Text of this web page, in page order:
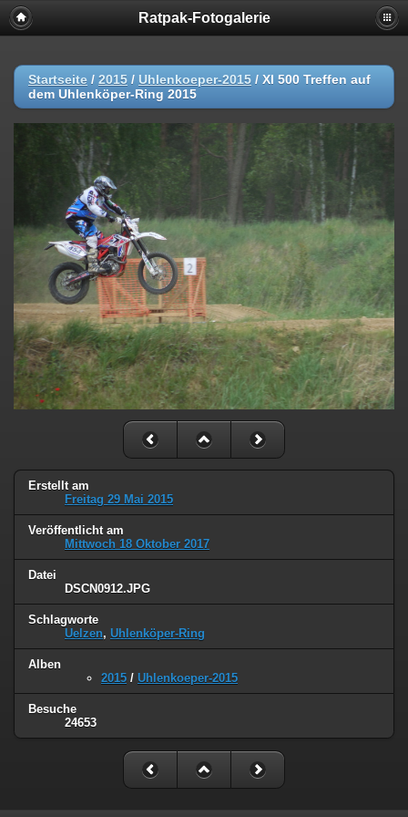
Ratpak-Fotogalerie
Startseite / 2015 / Uhlenkoeper-2015 / Xl 500 Treffen auf
dem Uhlenköper-Ring 2015
Erstellt am
Freitag 29 Mai 2015
Veröffentlicht am
Mittwoch 18 Oktober 2017
Datei
DSCN0912.JPG
Schlagworte
Uelzen, Uhlenköper-Ring
Alben
2015 / Uhlenkoeper-2015
Besuche
24653